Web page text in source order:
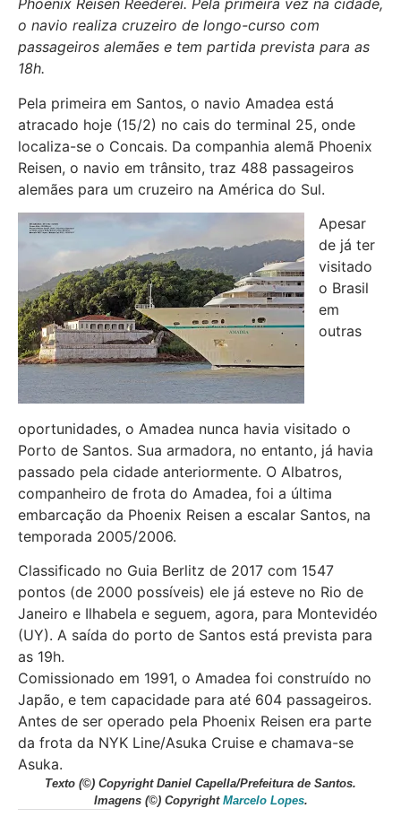
Phoenix Reisen Reederei. Pela primeira vez na cidade,
o navio realiza cruzeiro de longo-curso com
passageiros alemães e tem partida prevista para as
18h.
Pela primeira em Santos, o navio Amadea está
atracado hoje (15/2) no cais do terminal 25, onde
localiza-se o Concais. Da companhia alemã Phoenix
Reisen, o navio em trânsito, traz 488 passageiros
alemães para um cruzeiro na América do Sul.
Apesar
de já ter
visitado
o Brasil
em
outras
oportunidades, o Amadea nunca havia visitado o
Porto de Santos. Sua armadora, no entanto, já havia
passado pela cidade anteriormente. O Albatros,
companheiro de frota do Amadea, foi a última
embarcação da Phoenix Reisen a escalar Santos, na
temporada 2005/2006.
Classificado no Guia Berlitz de 2017 com 1547
pontos (de 2000 possíveis) ele já esteve no Rio de
Janeiro e Ilhabela e seguem, agora, para Montevidéo
(UY). A saída do porto de Santos está prevista para
as 19h.
Comissionado em 1991, o Amadea foi construído no
Japão, e tem capacidade para até 604 passageiros.
Antes de ser operado pela Phoenix Reisen era parte
da frota da NYK Line/Asuka Cruise e chamava-se
Asuka.
Texto (©) Copyright Daniel Capella/Prefeitura de Santos.
Imagens (©) Copyright Marcelo Lopes.